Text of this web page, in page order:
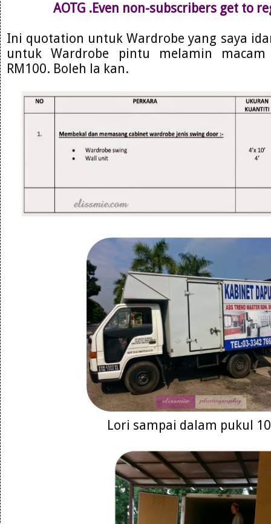
AOTG .Even non-subscribers get to
Ini quotation untuk Wardrobe yang saya
untuk Wardrobe pintu melamin macam
RM100. Boleh la kan.
Lori sampai dalam pukul